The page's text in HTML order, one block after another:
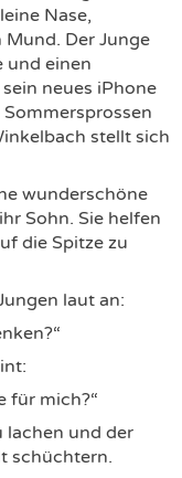
Nase,
Der Junge
und einen
neues iPhone
stellt sich
wunderschöne
Sohn. Sie helfen
die Spitze zu
laut an:
für mich?“
lachen und der
schüchtern.